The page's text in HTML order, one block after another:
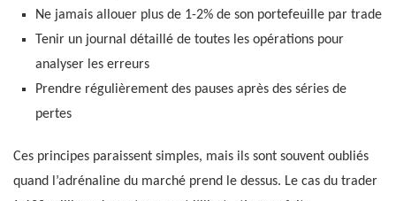
Ne jamais allouer plus de 1-2% de son portefeuille par trade
Tenir un journal détaillé de toutes les opérations pour
analyser les erreurs
Prendre régulièrement des pauses après des séries de
pertes
Ces principes paraissent simples, mais ils sont souvent oubliés
quand l’adrénaline du marché prend le dessus. Le cas du trader